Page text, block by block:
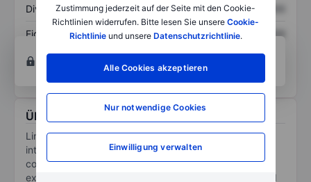
Zustimmung jederzeit auf der Seite mit den Cookie-
Richtlinien widerrufen. Bitte lesen Sie unsere Cookie-
Richtlinieund unsere Datenschutzrichtlinie.
Alle Cookies akzeptieren
Nur notwendige Cookies
Einwilligung verwalten
Dividende je Aktie XXXXXXX XXXXXXX
Eigenkapitalrendite XXXXXXX
XXXXXXX
Konto eröffnenum Zugriff auf mehr Diagramm-
und Analyse-Tools zu erhalten.
Über Linkage Global Incorporation
Linkage Global Inc is a cross-border e-commerce
integrated service provider. It provides international e-
commerce merchants, overseas brands, import and
export trading enterprises, etc. with a globally selected